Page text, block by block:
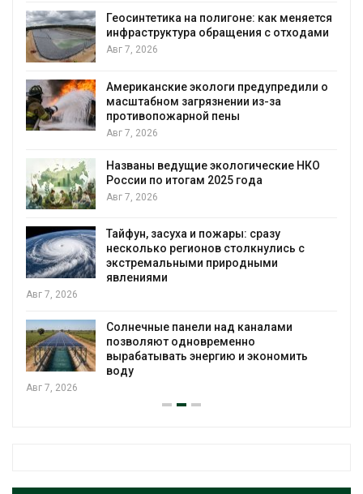
Геосинтетика на полигоне: как меняется
инфраструктура обращения с отходами
Авг 7, 2026
Американские экологи предупредили о
масштабном загрязнении из-за
противопожарной пены
Авг 7, 2026
Названы ведущие экологические НКО
России по итогам 2025 года
Авг 7, 2026
Тайфун, засуха и пожары: сразу
несколько регионов столкнулись с
экстремальными природными
явлениями
Авг 7, 2026
Солнечные панели над каналами
позволяют одновременно
вырабатывать энергию и экономить
воду
Авг 7, 2026